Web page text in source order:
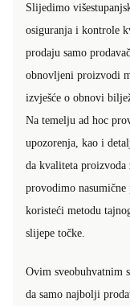
Slijedimo
osiguranja i kontrole
prodaju samo
obnovljeni proizvodi
izvješće o obnovi
Na temelju ad hoc
upozorenja, kao i
da kvaliteta proizvoda
provodimo
koristeći metodu
slijepe točke.
Ovim sveobuhvatnim
da samo najbolji